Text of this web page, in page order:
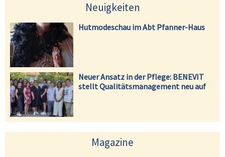
Neuigkeiten
Hutmodeschau im Abt Pfanner-Haus
Neuer Ansatz in der Pflege: BENEVIT
stellt Qualitätsmanagement neu auf
Magazine